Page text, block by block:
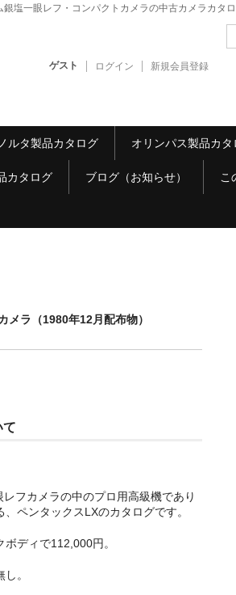
塩一眼レフ・コンパクトカメラの中古カメラカタ
ゲスト ログイン 新規会員登録
ルタ製品カタログ オリンパス製品カタ
カタログ ブログ（お知らせ） こ
メラ（1980年12月配布物）
て
フカメラの中のプロ用高級機であり
ペンタックスLXのカタログです。
ディで112,000円。
。